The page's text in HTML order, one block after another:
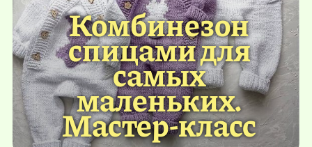
Комбинезон
спицами для
самых
маленьких.
Мастер-класс